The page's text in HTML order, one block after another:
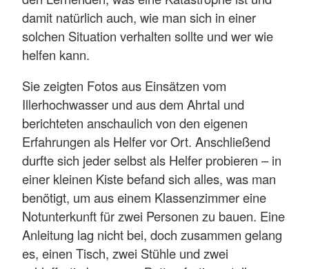
damit natürlich auch, wie man sich in einer
solchen Situation verhalten sollte und wer wie
helfen kann.
Sie zeigten Fotos aus Einsätzen vom
Illerhochwasser und aus dem Ahrtal und
berichteten anschaulich von den eigenen
Erfahrungen als Helfer vor Ort. Anschließend
durfte sich jeder selbst als Helfer probieren – in
einer kleinen Kiste befand sich alles, was man
benötigt, um aus einem Klassenzimmer eine
Notunterkunft für zwei Personen zu bauen. Eine
Anleitung lag nicht bei, doch zusammen gelang
es, einen Tisch, zwei Stühle und zwei